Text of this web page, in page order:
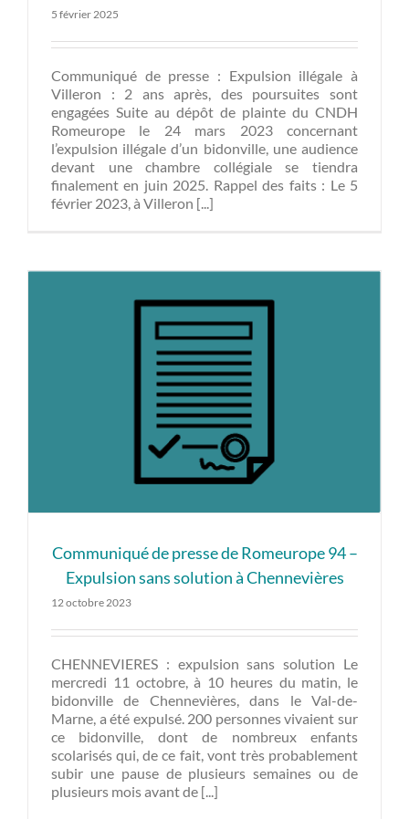
5 février 2025
Communiqué de presse : Expulsion illégale à
Villeron : 2 ans après, des poursuites sont
engagées Suite au dépôt de plainte du CNDH
Romeurope le 24 mars 2023 concernant
l’expulsion illégale d’un bidonville, une audience
devant une chambre collégiale se tiendra
finalement en juin 2025. Rappel des faits : Le 5
février 2023, à Villeron [...]
Communiqué de presse de Romeurope 94 –
Expulsion sans solution à Chennevières
12 octobre 2023
CHENNEVIERES : expulsion sans solution Le
mercredi 11 octobre, à 10 heures du matin, le
bidonville de Chennevières, dans le Val-de-
Marne, a été expulsé. 200 personnes vivaient sur
ce bidonville, dont de nombreux enfants
scolarisés qui, de ce fait, vont très probablement
subir une pause de plusieurs semaines ou de
plusieurs mois avant de [...]